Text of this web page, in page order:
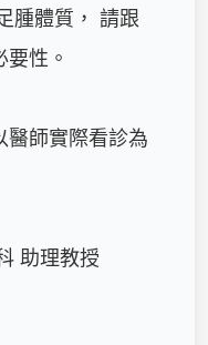
腫體質， 請跟
性。
醫師實際看診為
助理教授